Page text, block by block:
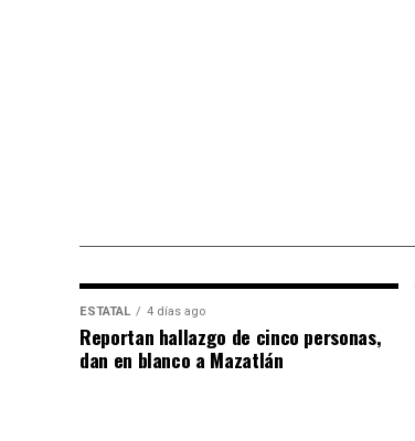
ESTATAL 4 días ago
Reportan hallazgo de cinco personas,
dan en blanco a Mazatlán